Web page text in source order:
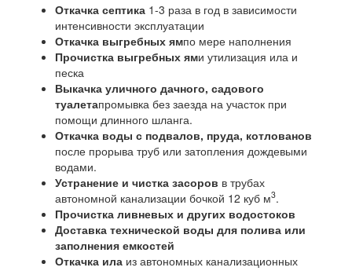
Откачка септика 1-3 раза в год в зависимости
интенсивности эксплуатации
Откачка выгребных ямпо мере наполнения
Прочистка выгребных ями утилизация ила и
песка
Выкачка уличного дачного, садового
туалетапромывка без заезда на участок при
помощи длинного шланга.
Откачка воды с подвалов, пруда, котлованов
после прорыва труб или затопления дождевыми
водами.
Устранение и чистка засоров в трубах
автономной канализации бочкой 12 куб м3.
Прочистка ливневых и других водостоков
Доставка технической воды для полива или
заполнения емкостей
Откачка ила из автономных канализационных